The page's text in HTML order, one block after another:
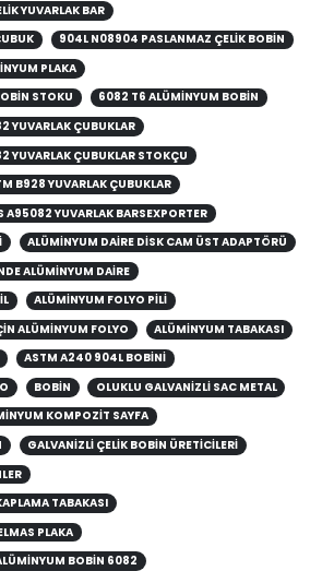
YUVARLAK BAR
904L N08904 PASLANMAZ ÇELIK BOBIN
PLAKA
STOKU
6082 T6 ALÜMINYUM BOBIN
YUVARLAK ÇUBUKLAR
YUVARLAK ÇUBUKLAR STOKÇU
B928 YUVARLAK ÇUBUKLAR
A95082 YUVARLAK BARSEXPORTER
ALÜMINYUM DAIRE DISK CAM ÜST ADAPTÖRÜ
ALÜMINYUM DAIRE
ALÜMINYUM FOLYO PILI
ALÜMINYUM FOLYO
ALÜMINYUM TABAKASI
ASTM A240 904L BOBINI
BOBIN
OLUKLU GALVANIZLI SAC METAL
KOMPOZIT SAYFA
GALVANIZLI ÇELIK BOBIN ÜRETICILERI
TABAKASI
PLAKA
BOBIN 6082